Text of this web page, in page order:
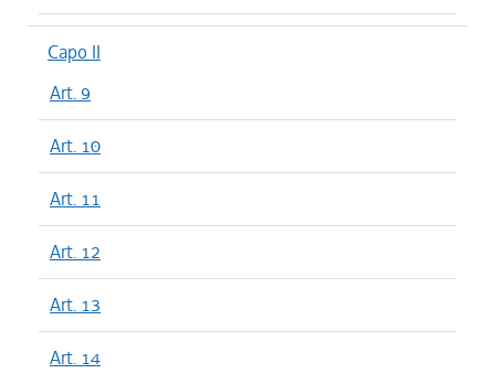
Capo II
Art. 9
Art. 10
Art. 11
Art. 12
Art. 13
Art. 14